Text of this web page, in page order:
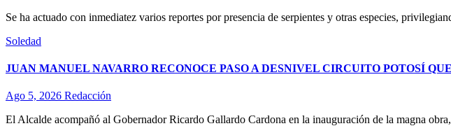
Se ha actuado con inmediatez varios reportes por presencia de serpientes y otras especies,
Soledad
JUAN MANUEL NAVARRO RECONOCE PASO A DESNIVEL CIRCUITO POTOSÍ
Ago 5, 2026 Redacción
El Alcalde acompañó al Gobernador Ricardo Gallardo Cardona en la inauguración de la magna